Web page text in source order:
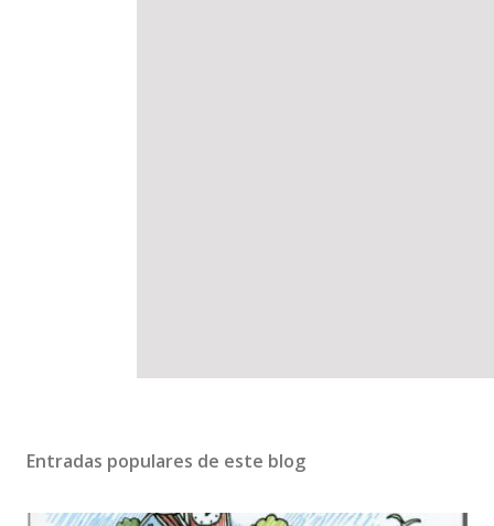
Entradas populares de este blog